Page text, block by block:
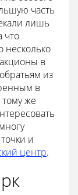
часть
лишь
что
несколько
в
из
в
тому же
и
центр.